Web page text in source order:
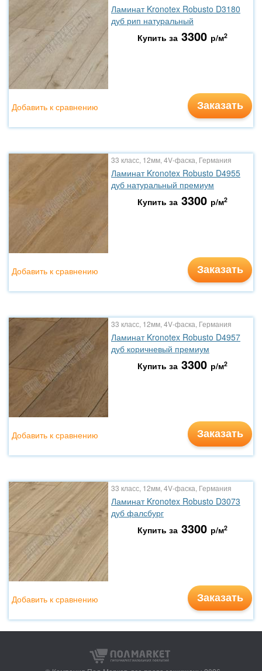
Ламинат Kronotex Robusto D3180
дуб рип натуральный
Купить за 3300 р/м2
Заказать
Добавить к сравнению
33 класс, 12мм, 4V-фаска, Германия
Ламинат Kronotex Robusto D4955
дуб натуральный премиум
Купить за 3300 р/м2
Заказать
Добавить к сравнению
33 класс, 12мм, 4V-фаска, Германия
Ламинат Kronotex Robusto D4957
дуб коричневый премиум
Купить за 3300 р/м2
Заказать
Добавить к сравнению
33 класс, 12мм, 4V-фаска, Германия
Ламинат Kronotex Robusto D3073
дуб фалсбург
Купить за 3300 р/м2
Заказать
Добавить к сравнению